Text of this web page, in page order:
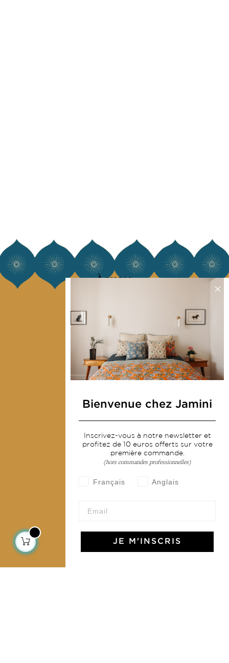
À propos
Notre mission
Presse
Contactez-nous
Collections
Déco & Linge de maison
Sacs & pochettes
Mode
Services
Devenir revendeur
Notre communauté
Bienvenue chez Jamini
Inscrivez-vous à notre newsletter et
profitez de 10 euros offerts sur votre
première commande.
(hors commandes professionnelles)
Français Anglais
JE M'INSCRIS